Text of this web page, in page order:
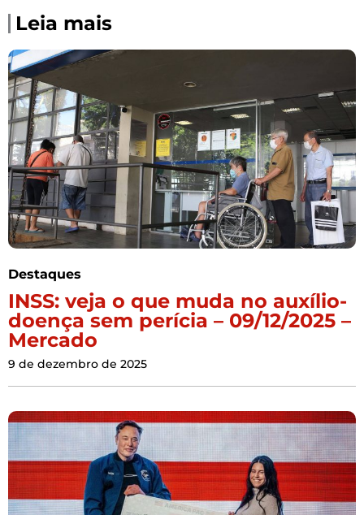
Leia mais
Destaques
INSS: veja o que muda no auxílio-
doença sem perícia – 09/12/2025 –
Mercado
9 de dezembro de 2025